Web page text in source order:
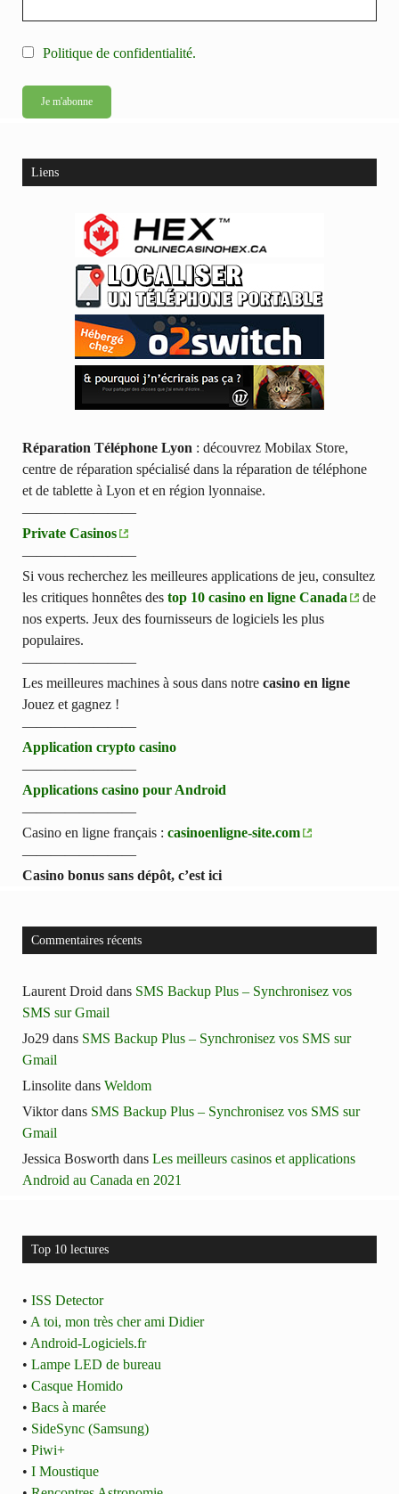
Politique de confidentialité.
Liens
Réparation Téléphone Lyon : découvrez Mobilax Store,
centre de réparation spécialisé dans la réparation de téléphone
et de tablette à Lyon et en région lyonnaise.
————————
Private Casinos
————————
Si vous recherchez les meilleures applications de jeu, consultez
les critiques honnêtes des top 10 casino en ligne Canada
de
nos experts. Jeux des fournisseurs de logiciels les plus
populaires.
————————
Les meilleures machines à sous dans notre casino en ligne
Jouez et gagnez !
————————
Application crypto casino
————————
Applications casino pour Android
————————
Casino en ligne français : casinoenligne-site.com
————————
Casino bonus sans dépôt, c’est ici
Commentaires récents
Laurent Droid dans SMS Backup Plus – Synchronisez vos
SMS sur Gmail
Jo29 dans SMS Backup Plus – Synchronisez vos SMS sur
Gmail
Linsolite dans Weldom
Viktordans SMS Backup Plus – Synchronisez vos SMS sur
Gmail
Jessica Bosworth dans Les meilleurs casinos et applications
Android au Canada en 2021
Top 10 lectures
• ISS Detector
• A toi, mon très cher ami Didier
• Android-Logiciels.fr
• Lampe LED de bureau
• Casque Homido
• Bacs à marée
• SideSync (Samsung)
• Piwi+
• I Moustique